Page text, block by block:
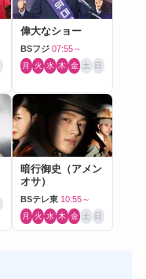
偉大なショー
BSフジ 07:55～
月 火 水 木 金 土 日
暗行御史（アメン
オサ）
BSテレ東 10:55～
月 火 水 木 金 土 日